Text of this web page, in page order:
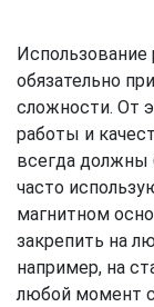
Использование
обязательно
сложности. От
работы и
всегда должны
часто
магнитном
закрепить на
например, на
любой момент